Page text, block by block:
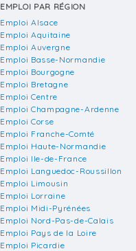
EMPLOI PAR RÉGION
Emploi Alsace
Emploi Aquitaine
Emploi Auvergne
Emploi Basse-Normandie
Emploi Bourgogne
Emploi Bretagne
Emploi Centre
Emploi Champagne-Ardenne
Emploi Corse
Emploi Franche-Comté
Emploi Haute-Normandie
Emploi Ile-de-France
Emploi Languedoc-Roussillon
Emploi Limousin
Emploi Lorraine
Emploi Midi-Pyrénées
Emploi Nord-Pas-de-Calais
Emploi Pays de la Loire
Emploi Picardie